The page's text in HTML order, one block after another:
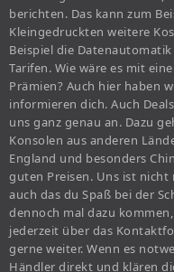
berichten. Das kann zum
Kleingedruckten weitere
Beispiel die
Tarifen. Wie wäre es mit
Prämien? Auch hier haben
informieren dich. Auch
uns ganz genau an. Dazu
Konsolen aus anderen
England und besonders
guten Preisen. Uns ist
auch das du Spaß bei der
dennoch mal dazu
jederzeit über das
gerne weiter. Wenn es
Händler direkt und klären